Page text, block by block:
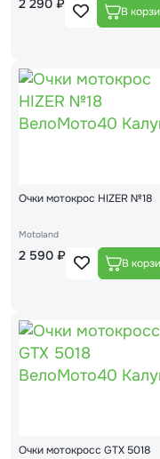
2 290 ₽
Очки мотокрос HIZER №18
Motoland
2 590 ₽
Очки мотокросс GTX 5018